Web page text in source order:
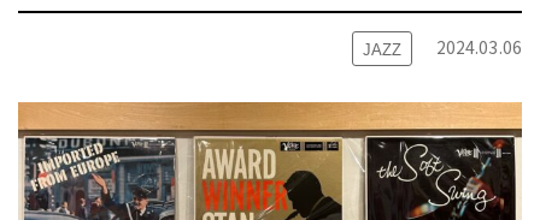
JAZZ 2024.03.06